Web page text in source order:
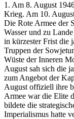
1. Am 8. August
Krieg. Am 10.
Die Rote Armee der
Wasser und zu
in kürzester Frist die
Truppen der
Wüste der Inneren
August sah sich die
zum Angebot der
August offiziell ihre
Armee war die Elite
bildete die
Imperialismus hatte